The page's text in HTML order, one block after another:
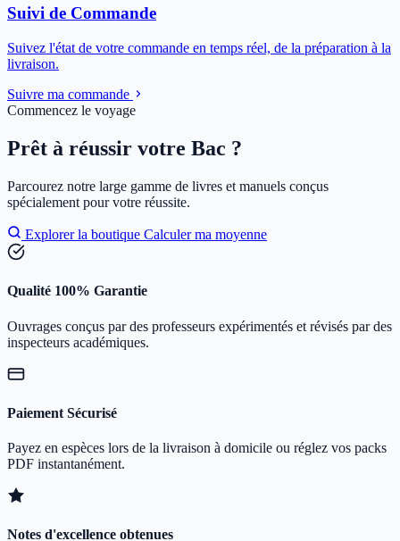
Suivi de Commande
Suivez l'état de votre commande en temps réel, de la préparation à la
livraison.
Suivre ma commande
Commencez le voyage
Prêt à réussir votre Bac ?
Parcourez notre large gamme de livres et manuels conçus
spécialement pour votre réussite.
Explorer la boutique Calculer ma moyenne
Qualité 100% Garantie
Ouvrages conçus par des professeurs expérimentés et révisés par des
inspecteurs académiques.
Paiement Sécurisé
Payez en espèces lors de la livraison à domicile ou réglez vos packs
PDF instantanément.
Notes d'excellence obtenues